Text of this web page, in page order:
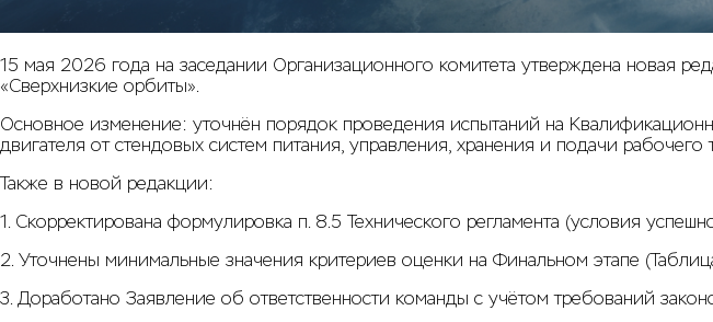
15 мая 2026 года на заседании Организационного комитета утверждена новая
«Сверхнизкие орбиты».
Основное изменение: уточнён порядок проведения испытаний на
двигателя от стендовых систем питания, управления, хранения и подачи рабочего
Также в новой редакции:
1. Скорректирована формулировка п. 8.5 Технического регламента (условия
2. Уточнены минимальные значения критериев оценки на Финальном этапе
3. Доработано Заявление об ответственности команды с учётом требований